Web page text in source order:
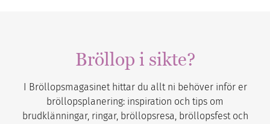
Bröllop i sikte?
I Bröllopsmagasinet hittar du allt ni behöver inför er
bröllopsplanering: inspiration och tips om
brudklänningar, ringar, bröllopsresa, bröllopsfest och